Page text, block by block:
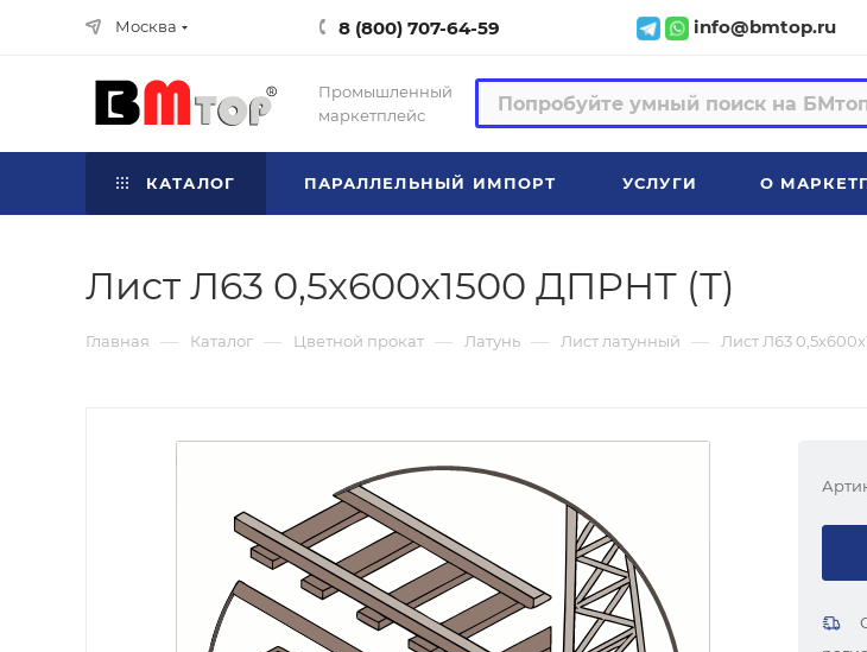
Москва 8 (800) 707-64-59 info@bmtop.ru
Промышленный
маркетплейс
КАТАЛОГ ПАРАЛЛЕЛЬНЫЙ ИМПОРТ УСЛУГИ О
Лист Л63 0,5х600х1500 ДПРНТ (Т)
Главная — Каталог — Цветной прокат — Латунь — Лист латунный — Лист Л63